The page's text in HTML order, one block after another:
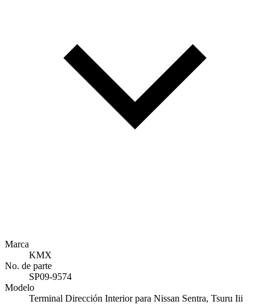
Marca
KMX
No. de parte
SP09-9574
Modelo
Terminal Dirección Interior para Nissan Sentra, Tsuru Iii